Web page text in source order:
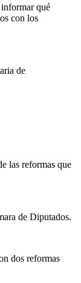
qué
con los
de
las reformas que
de Diputados.
dos reformas